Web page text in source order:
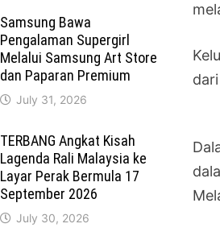
Samsung Bawa
Pengalaman Supergirl
Melalui Samsung Art Store
dan Paparan Premium
July 31, 2026
TERBANG Angkat Kisah
Lagenda Rali Malaysia ke
Layar Perak Bermula 17
September 2026
July 30, 2026